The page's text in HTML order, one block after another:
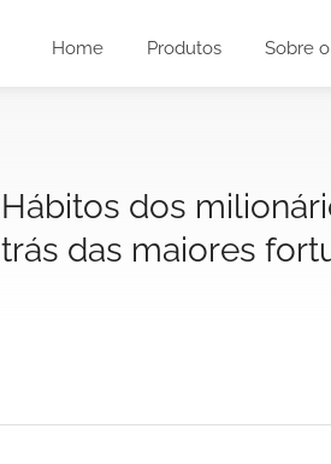
Home Produtos Sobre
Hábitos dos
trás das maiores